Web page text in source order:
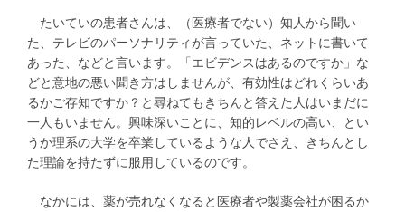
たいていの患者さんは、（医療者でない）知人から聞い
た、テレビのパーソナリティが言っていた、ネットに書いて
あった、などと言います。「エビデンスはあるのですか」な
どと意地の悪い聞き方はしませんが、有効性はどれくらいあ
るかご存知ですか？と尋ねてもきちんと答えた人はいまだに
一人もいません。興味深いことに、知的レベルの高い、とい
うか理系の大学を卒業しているような人でさえ、きちんとし
た理論を持たずに服用しているのです。
なかには、薬が売れなくなると医療者や製薬会社が困るか